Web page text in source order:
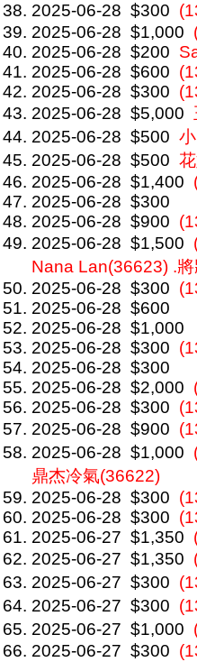
2025-06-28 $300
2025-06-28 $1,000
2025-06-28 $200
2025-06-28 $600
2025-06-28 $300
2025-06-28 $5,000
2025-06-28 $500
2025-06-28 $500
2025-06-28 $1,400
2025-06-28 $300
2025-06-28 $900
2025-06-28 $1,500
Nana Lan(36623) .
2025-06-28 $300
2025-06-28 $600
2025-06-28 $1,000
2025-06-28 $300
2025-06-28 $300
2025-06-28 $2,000
2025-06-28 $300
2025-06-28 $900
2025-06-28 $1,000
鼎杰冷氣(36622)
2025-06-28 $300
2025-06-28 $300
2025-06-27 $1,350
2025-06-27 $1,350
2025-06-27 $300
2025-06-27 $300
2025-06-27 $1,000
2025-06-27 $300